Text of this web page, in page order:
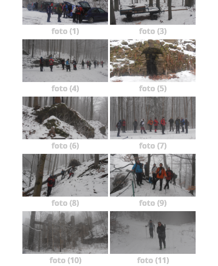
foto (1) foto (3)
foto (4) foto (5)
foto (6) foto (7)
foto (8) foto (9)
foto (10) foto (11)